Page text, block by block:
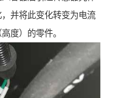
并将此变化转变为电流
度）的零件。